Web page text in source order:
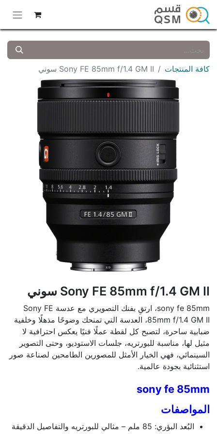
كافة المنتجات Sony FE 85mm f/1.4 GM II سوني
Sony FE 85mm f/1.4 GM II سوني
sony fe 85mm، ارتقِ بفنك التصويري مع عدسة Sony FE
85mm f/1.4 GM II، العدسة التي تمنحك وضوحًا مذهلًا وخلفية
ضبابية ساحرة، لتصبح كل لقطة عملًا فنيًا يعكس احترافية لا
مثيل لها، مناسبة للبورتريه، جلسات الاستوديو، وحتى التصوير
السينمائي، فهي الخيار الأمثل للمصورين الطامحين لصناعة صور
استثنائية بجودة عالمية.
sony fe 85mm
المواصفات
البُعد البؤري: 85 ملم – مثالي للبورتريه والتفاصيل الدقيقة